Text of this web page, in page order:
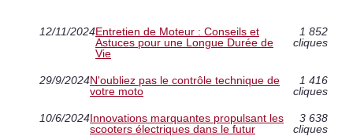
12/11/2024Entretien de Moteur : Conseils et
Astuces pour une Longue Durée de
Vie
1 852
cliques
29/9/2024N'oubliez pas le contrôle technique de
votre moto
1 416
cliques
10/6/2024Innovations marquantes propulsant les
scooters électriques dans le futur
3 638
cliques